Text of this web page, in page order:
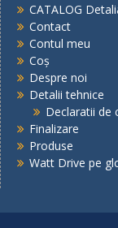
CATALOG
Contact
Contul meu
Coș
Despre noi
Detalii tehnice
Declaratii de
Finalizare
Produse
Watt Drive pe